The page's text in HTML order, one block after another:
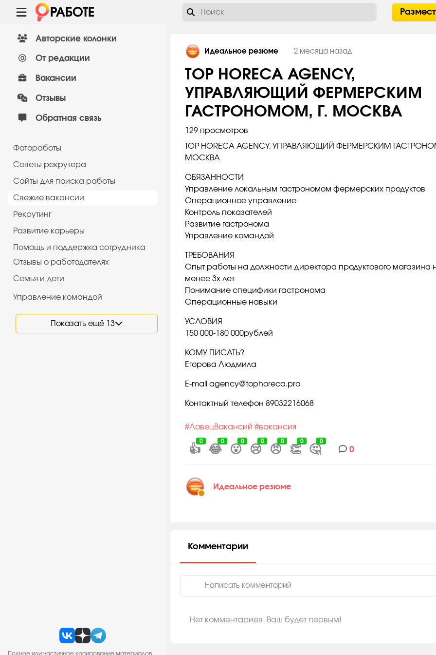
Авторские колонки
От редакции
Вакансии
Отзывы
Обратная связь
Фотоработы
Советы рекрутера
Сайты для поиска работы
Cвежие вакансии
Рекрутинг
Развитие карьеры
Помощь и поддержка сотрудника
Отзывы о работодателях
Семья и дети
Управление командой
Показать ещё 13
Полное или частичное копирование материалов
Идеальное резюме 2 месяца назад
TOP HORECA AGENCY,
УПРАВЛЯЮЩИЙ ФЕРМЕРСКИМ
ГАСТРОНОМОМ, Г. МОСКВА
129 просмотров
TOP HORECA AGENCY, УПРАВЛЯЮЩИЙ ФЕРМЕРСКИМ
МОСКВА
ОБЯЗАННОСТИ
Управление локальным гастрономом фермерских продуктов
Операционное управление
Контроль показателей
Развитие гастронома
Управление командой
ТРЕБОВАНИЯ
Опыт работы на должности директора продуктового магазина
менее 3х лет
Понимание специфики гастронома
Операционные навыки
УСЛОВИЯ
150 000-180 000рублей
КОМУ ПИСАТЬ?
Егорова Людмила
E-mail agency@tophoreca.pro
Контактный телефон 89032216068
#ЛовецВакансий #вакансия
👍
0
😂
0
😮
0
😢
0
😠
0
👏
0
🤔
0
0
Идеальное резюме
Комментарии
Нет комментариев. Ваш будет первым!